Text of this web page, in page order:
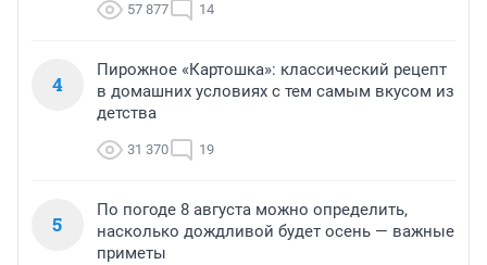
57 877 14
4
Пирожное «Картошка»: классический рецепт
в домашних условиях с тем самым вкусом из
детства
31 370 19
5
По погоде 8 августа можно определить,
насколько дождливой будет осень — важные
приметы